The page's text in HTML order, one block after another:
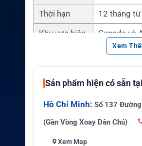
Thời hạn
12 tháng
Khu vực hiện
Canada và
ng và châu
Dịch vụ hỗ tr
Thoại, SMS
Xem
Sản phẩm hiện có sẵn tại
Hồ Chí Minh: Số 137
(Gần Vòng Xoay Dân Chủ)
Xem Map